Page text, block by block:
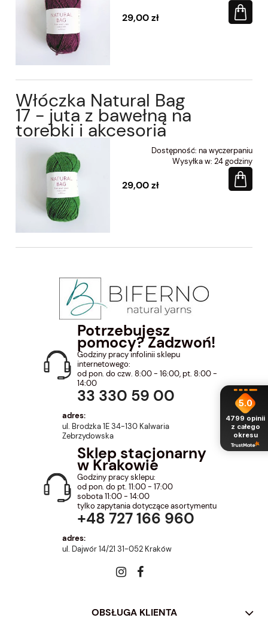
29,00 zł
Włóczka Natural Bag
17 - juta z bawełną na
torebki i akcesoria
Dostępność: na wyczerpaniu
Wysyłka w: 24 godziny
29,00 zł
Potrzebujesz
pomocy? Zadzwoń!
Godziny pracy infolinii sklepu
internetowego:
od pon. do czw. 8:00 - 16:00, pt. 8:00 -
14:00
33 330 59 00
adres:
ul. Brodzka 1E 34-130 Kalwaria
Zebrzydowska
Sklep stacjonarny
w Krakowie
Godziny pracy sklepu:
od pon. do pt. 11:00 - 17:00
sobota 11:00 - 14:00
tylko zapytania dotyczące asortymentu
+48 727 166 960
adres:
ul. Dajwór 14/21 31-052 Kraków
OBSŁUGA KLIENTA
5.0
4799 opinii
z całego
okresu